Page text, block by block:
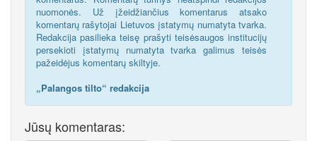
nuomonės. Už įžeidžiančius komentarus atsako
komentarų rašytojai Lietuvos įstatymų numatyta tvarka.
Redakcija pasilieka teisę prašyti teisėsaugos institucijų
persekioti įstatymų numatyta tvarka galimus teisės
pažeidėjus komentarų skiltyje.
„Palangos tilto“ redakcija
Jūsų komentaras: